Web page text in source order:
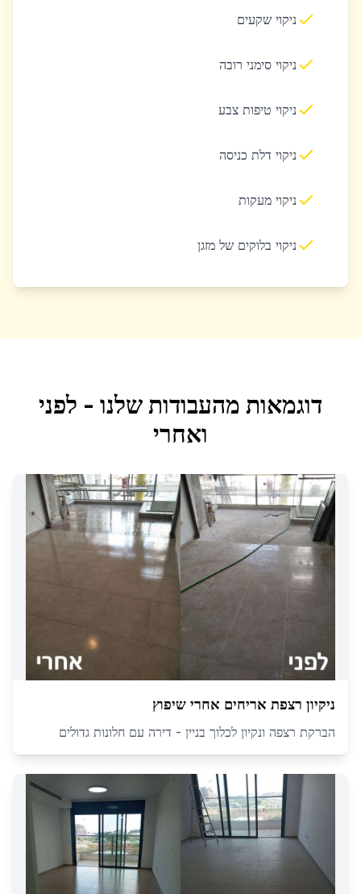
ניקוי שקעים
ניקוי סימני רובה
ניקוי טיפות צבע
ניקוי דלת כניסה
ניקוי מעקות
ניקוי בלוקים של מזגן
דוגמאות מהעבודות שלנו - לפני
ואחרי
ניקיון רצפת אריחים אחרי שיפוץ
הברקת רצפה ונקיון לכלוך בניין - דירה עם חלונות גדולים